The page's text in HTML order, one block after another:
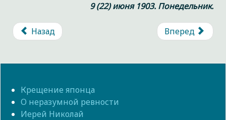
9 (22) июня 1903. Понедельник.
Назад Вперед
Крещение японца
О неразумной ревности
Иерей Николай